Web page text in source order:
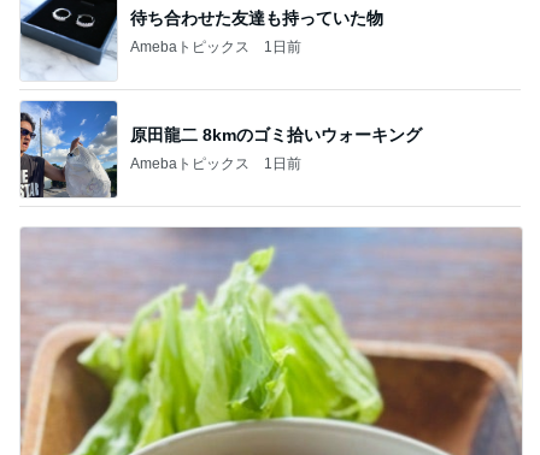
待ち合わせた友達も持っていた物
Amebaトピックス 1日前
原田龍二 8kmのゴミ拾いウォーキング
Amebaトピックス 1日前